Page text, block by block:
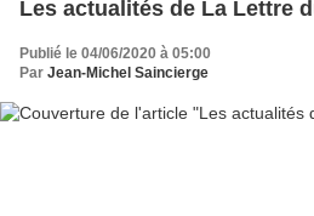
Les actualités de La Lettre
Publié le 04/06/2020 à 05:00
Par Jean-Michel Saincierge